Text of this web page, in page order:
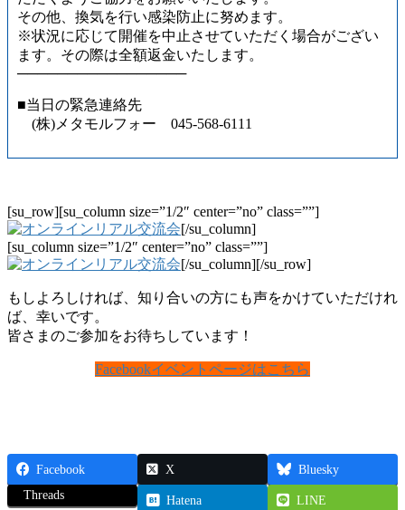
その他、換気を行い感染防止に努めます。
※状況に応じて開催を中止させていただく場合がござい
ます。その際は全額返金いたします。
─────────────────
■当日の緊急連絡先
(株)メタモルフォー 045-568-6111
[su_row][su_column size=”1/2″ center=”no” class=””]
[/su_column]
[su_column size=”1/2″ center=”no” class=””]
[/su_column][/su_row]
もしよろしければ、知り合いの方にも声をかけていただけれ
ば、幸いです。
皆さまのご参加をお待ちしています！
Facebookイベントページはこちら
Facebook X
Bluesky
Threads
Hatena
LINE